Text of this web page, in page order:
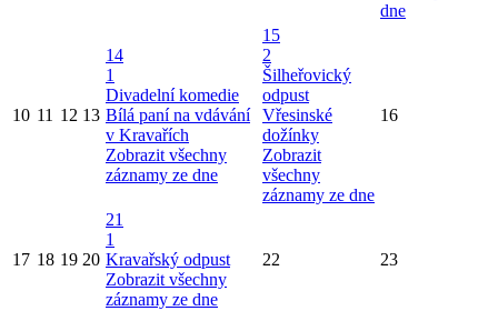
dne
10 11 12 13
14
1
Divadelní komedie
Bílá paní na vdávání
v Kravařích
Zobrazit všechny
záznamy ze dne
15
2
Šilheřovický
odpust
Vřesinské
dožínky
Zobrazit
všechny
záznamy ze dne
16
17 18 19 20
21
1
Kravařský odpust
Zobrazit všechny
záznamy ze dne
22 23